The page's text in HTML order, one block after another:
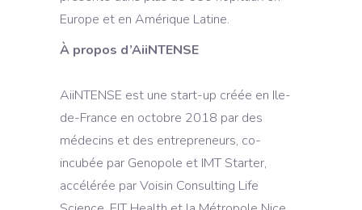
Europe et en Amérique Latine.
À propos d’AiiNTENSE
AiiNTENSE est une start-up créée en Ile-
de-France en octobre 2018 par des
médecins et des entrepreneurs, co-
incubée par Genopole et IMT Starter,
accélérée par Voisin Consulting Life